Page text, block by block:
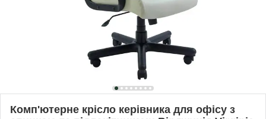
Комп'ютерне крісло керівника для офісу з